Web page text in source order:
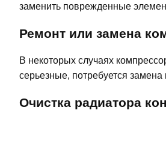
заменить поврежденные
Ремонт или замена
В некоторых случаях
серьезные, потребуется
Очистка радиатора